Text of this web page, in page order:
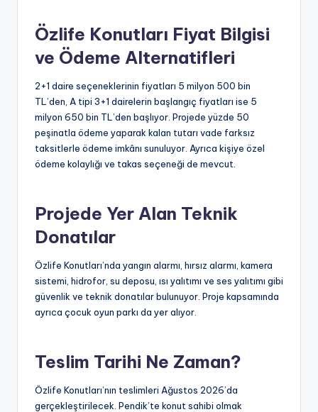
Özlife Konutları Fiyat Bilgisi
ve Ödeme Alternatifleri
2+1 daire seçeneklerinin fiyatları 5 milyon 500 bin
TL’den, A tipi 3+1 dairelerin başlangıç fiyatları ise 5
milyon 650 bin TL’den başlıyor. Projede yüzde 50
peşinatla ödeme yaparak kalan tutarı vade farksız
taksitlerle ödeme imkânı sunuluyor. Ayrıca kişiye özel
ödeme kolaylığı ve takas seçeneği de mevcut.
Projede Yer Alan Teknik
Donatılar
Özlife Konutları’nda yangın alarmı, hırsız alarmı, kamera
sistemi, hidrofor, su deposu, ısı yalıtımı ve ses yalıtımı gibi
güvenlik ve teknik donatılar bulunuyor. Proje kapsamında
ayrıca çocuk oyun parkı da yer alıyor.
Teslim Tarihi Ne Zaman?
Özlife Konutları’nın teslimleri Ağustos 2026’da
gerçekleştirilecek. Pendik’te konut sahibi olmak